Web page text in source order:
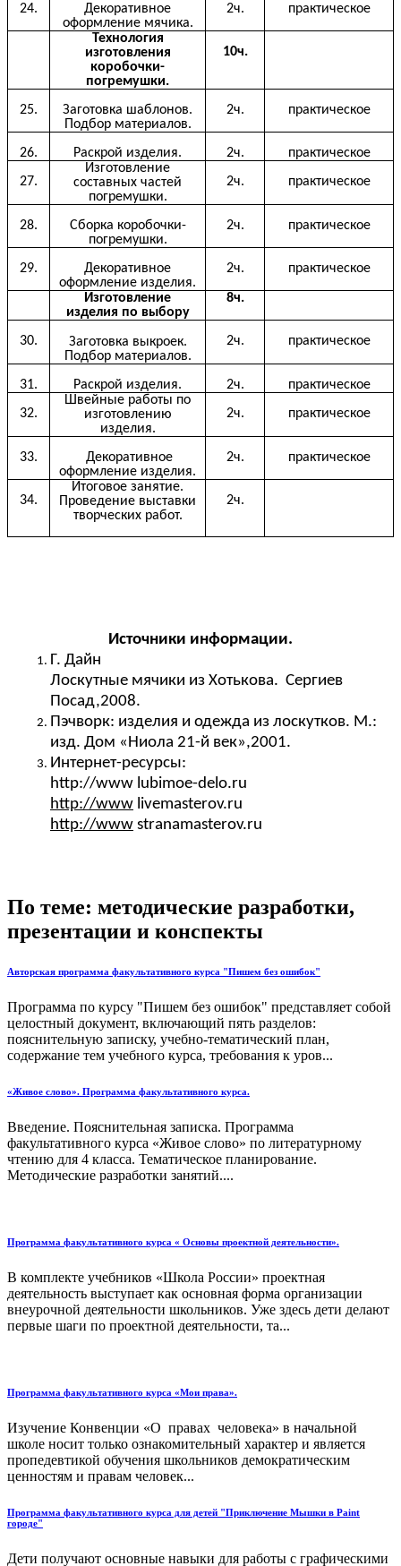
24.
Декоративное
оформление мячика.
2ч. практическое
Технология
изготовления
коробочки-
погремушки.
10ч.
25.
Заготовка шаблонов.
Подбор материалов.
2ч. практическое
26. Раскрой изделия. 2ч.
практическое
27.
Изготовление
составных частей
погремушки.
2ч. практическое
28.
Сборка коробочки-
погремушки.
2ч. практическое
29.
Декоративное
оформление изделия.
2ч. практическое
Изготовление
изделия по выбору
8ч.
30.
Заготовка выкроек.
Подбор материалов.
2ч. практическое
31. Раскрой изделия. 2ч.
практическое
32.
Швейные работы по
изготовлению
изделия.
2ч. практическое
33.
Декоративное
оформление изделия.
2ч. практическое
34.
Итоговое занятие.
Проведение выставки
творческих работ.
2ч.
Источники информации.
Г. Дайн
Лоскутные мячики из Хотькова. Сергиев
Посад,2008.
Пэчворк: изделия и одежда из лоскутков. М.:
изд. Дом «Ниола 21-й век»,2001.
Интернет-ресурсы:
http://www lubimoe-delo.ru
http://www livemasterov.ru
http://www stranamasterov.ru
По теме: методические разработки,
презентации и конспекты
Авторская программа факультативного курса "Пишем без ошибок"
Программа по курсу "Пишем без ошибок" представляет собой
целостный документ, включающий пять разделов:
пояснительную записку, учебно-тематический план,
содержание тем учебного курса, требования к уров...
«Живое слово». Программа факультативного курса.
Введение. Пояснительная записка. Программа
факультативного курса «Живое слово» по литературному
чтению для 4 класса. Тематическое планирование.
Методические разработки занятий....
Программа факультативного курса « Основы проектной деятельности».
В комплекте учебников «Школа России» проектная
деятельность выступает как основная форма организации
внеурочной деятельности школьников. Уже здесь дети делают
первые шаги по проектной деятельности, та...
Программа факультативного курса «Мои права».
Изучение Конвенции «О правах человека» в начальной
школе носит только ознакомительный характер и является
пропедевтикой обучения школьников демократическим
ценностям и правам человек...
Программа факультативного курса для детей "Приключение Мышки в Paint
городе"
Дети получают основные навыки для работы с графическими